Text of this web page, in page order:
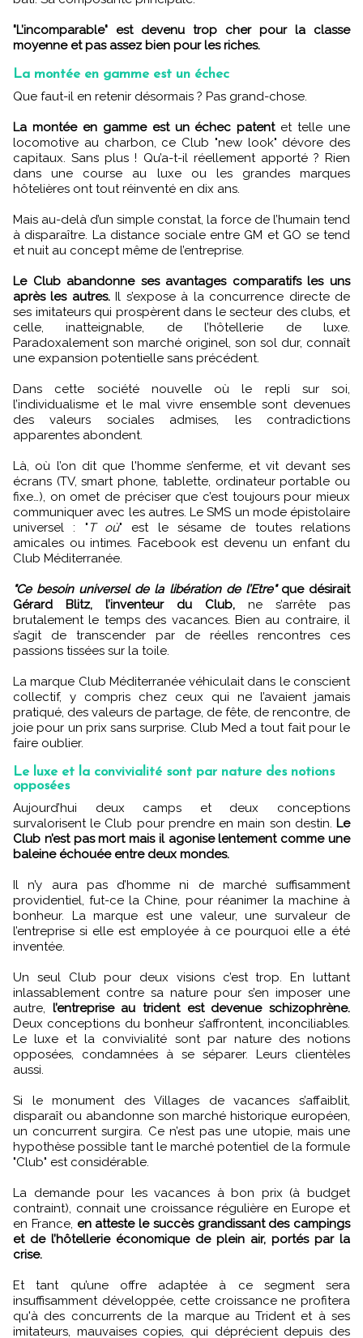
"L’incomparable" est devenu trop cher pour la classe
moyenne et pas assez bien pour les riches.
La montée en gamme est un échec
Que faut-il en retenir désormais ? Pas grand-chose.
La montée en gamme est un échec patentet telle une
locomotive au charbon, ce Club "new look" dévore des
capitaux. Sans plus ! Qu’a-t-il réellement apporté ? Rien
dans une course au luxe ou les grandes marques
hôtelières ont tout réinventé en dix ans.
Mais au-delà d’un simple constat, la force de l’humain tend
à disparaître. La distance sociale entre GM et GO se tend
et nuit au concept même de l’entreprise.
Le Club abandonne ses avantages comparatifs les uns
après les autres.Il s’expose à la concurrence directe de
ses imitateurs qui prospèrent dans le secteur des clubs, et
celle, inatteignable, de l’hôtellerie de luxe.
Paradoxalement son marché originel, son sol dur, connaît
une expansion potentielle sans précédent.
Dans cette société nouvelle où le repli sur soi,
l’individualisme et le mal vivre ensemble sont devenues
des valeurs sociales admises, les contradictions
apparentes abondent.
Là, où l’on dit que l'homme s’enferme, et vit devant ses
écrans (TV, smart phone, tablette, ordinateur portable ou
fixe…), on omet de préciser que c’est toujours pour mieux
communiquer avec les autres. Le SMS un mode épistolaire
universel : "T où" est le sésame de toutes relations
amicales ou intimes. Facebook est devenu un enfant du
Club Méditerranée.
"Ce besoin universel de la libération de l’Etre" que désirait
Gérard Blitz, l’inventeur du Club, ne s’arrête pas
brutalement le temps des vacances. Bien au contraire, il
s’agit de transcender par de réelles rencontres ces
passions tissées sur la toile.
La marque Club Méditerranée véhiculait dans le conscient
collectif, y compris chez ceux qui ne l’avaient jamais
pratiqué, des valeurs de partage, de fête, de rencontre, de
joie pour un prix sans surprise. Club Med a tout fait pour le
faire oublier.
Le luxe et la convivialité sont par nature des notions
opposées
Aujourd’hui deux camps et deux conceptions
survalorisent le Club pour prendre en main son destin. Le
Club n’est pas mort mais il agonise lentement comme une
baleine échouée entre deux mondes.
Il n’y aura pas d’homme ni de marché suffisamment
providentiel, fut-ce la Chine, pour réanimer la machine à
bonheur. La marque est une valeur, une survaleur de
l’entreprise si elle est employée à ce pourquoi elle a été
inventée.
Un seul Club pour deux visions c’est trop. En luttant
inlassablement contre sa nature pour s’en imposer une
autre, l’entreprise au trident est devenue schizophrène.
Deux conceptions du bonheur s’affrontent, inconciliables.
Le luxe et la convivialité sont par nature des notions
opposées, condamnées à se séparer. Leurs clientèles
aussi.
Si le monument des Villages de vacances s’affaiblit,
disparaît ou abandonne son marché historique européen,
un concurrent surgira. Ce n’est pas une utopie, mais une
hypothèse possible tant le marché potentiel de la formule
"Club" est considérable.
La demande pour les vacances à bon prix (à budget
contraint), connait une croissance régulière en Europe et
en France, en atteste le succès grandissant des campings
et de l’hôtellerie économique de plein air, portés par la
crise.
Et tant qu’une offre adaptée à ce segment sera
insuffisamment développée, cette croissance ne profitera
qu'à des concurrents de la marque au Trident et à ses
imitateurs, mauvaises copies, qui déprécient depuis des